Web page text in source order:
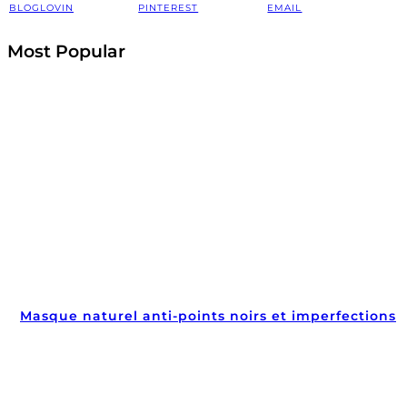
BLOGLOVIN PINTEREST EMAIL
Most Popular
Masque naturel anti-points noirs et imperfections